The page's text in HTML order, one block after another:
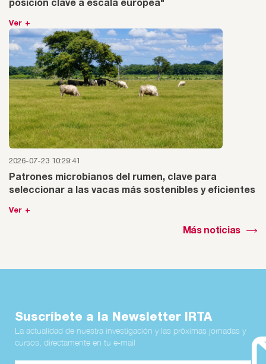
posición clave a escala europea"
Ver +
2026-07-23 10:29:41
Patrones microbianos del rumen, clave para
seleccionar a las vacas más sostenibles y eficientes
Ver +
Más noticias
Suscríbete a la Newsletter IRTA
La actualidad de nuestra investigación y las próximas jornadas y
cursos, directamente en tu e-mail